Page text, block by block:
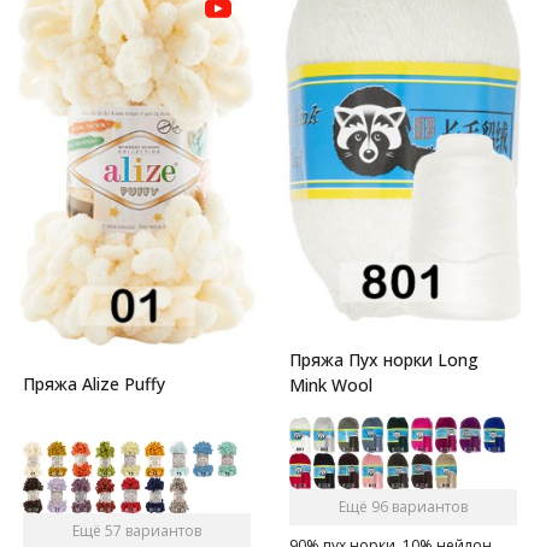
Пряжа Alize Puffy
Ещё 57 вариантов
Пряжа Пух норки Long
Mink Wool
Ещё 96 вариантов